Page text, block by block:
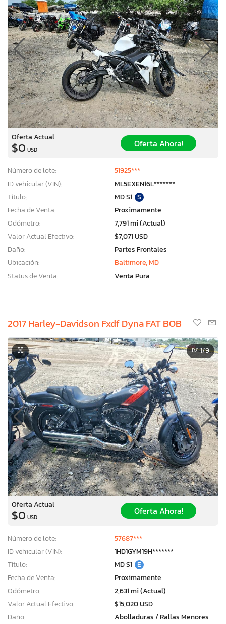
Oferta Actual
$0 USD
Oferta Ahora!
Número de lote:
51925***
ID vehicular (VIN):
ML5EXEN16L*******
Título:
MD S1 S
Fecha de Venta:
Proximamente
Odómetro:
7,791 mi (Actual)
Valor Actual Efectivo:
$7,071 USD
Daño:
Partes Frontales
Ubicación:
Baltimore, MD
Status de Venta:
Venta Pura
2017 Harley-Davidson Fxdf Dyna FAT BOB
1/9
Oferta Actual
$0 USD
Oferta Ahora!
Número de lote:
57687***
ID vehicular (VIN):
1HD1GYM19H*******
Título:
MD S1 E
Fecha de Venta:
Proximamente
Odómetro:
2,631 mi (Actual)
Valor Actual Efectivo:
$15,020 USD
Daño:
Abolladuras / Rallas Menores